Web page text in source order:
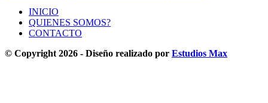
INICIO
QUIENES SOMOS?
CONTACTO
© Copyright 2026 - Diseño realizado por Estudios Max